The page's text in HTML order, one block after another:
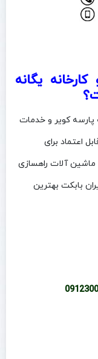
یگانه
پارسه کویر و خدمات
اعتماد برای
آلات راهسازی
بابکت بهترین